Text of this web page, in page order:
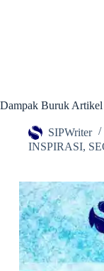
Dampak Buruk Artikel
SIPWriter
INSPIRASI,